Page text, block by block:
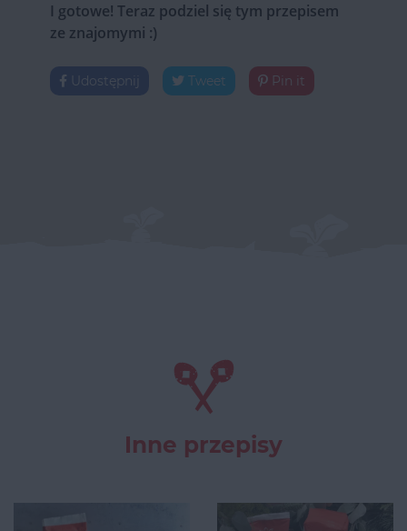
I gotowe! Teraz podziel się tym przepisem
ze znajomymi :)
Udostępnij Tweet Pin it
Inne przepisy